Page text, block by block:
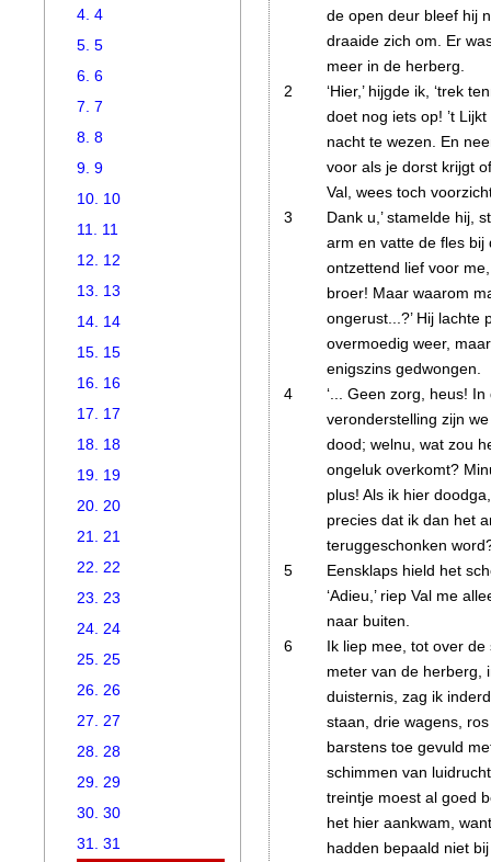
de open deur bleef hij
draaide zich om. Er
meer in de herberg.
2
‘Hier,’ hijgde ik, ‘trek
doet nog iets op! ’t
nacht te wezen. En
voor als je dorst krijgt
Val, wees toch
3
Dank u,’ stamelde hij,
arm en vatte de fles bij
ontzettend lief voor
broer! Maar waarom
ongerust...?’Hij lachte
overmoedig weer,
enigszins gedwongen.
4
‘... Geen zorg, heus!
veronderstelling zijn
dood; welnu, wat zou
ongeluk overkomt?
plus! Als ik hier
precies dat ik dan het
teruggeschonken
5
Eensklaps hield het
‘Adieu,’ riep Val me
naar buiten.
6
Ik liep mee, tot over
meter van de herberg,
duisternis, zag ik
staan, drie wagens,
barstens toe gevuld
schimmen van
treintje moest al goed
het hier aankwam,
hadden bepaald niet
4. 4
5. 5
6. 6
7. 7
8. 8
9. 9
10. 10
11. 11
12. 12
13. 13
14. 14
15. 15
16. 16
17. 17
18. 18
19. 19
20. 20
21. 21
22. 22
23. 23
24. 24
25. 25
26. 26
27. 27
28. 28
29. 29
30. 30
31. 31